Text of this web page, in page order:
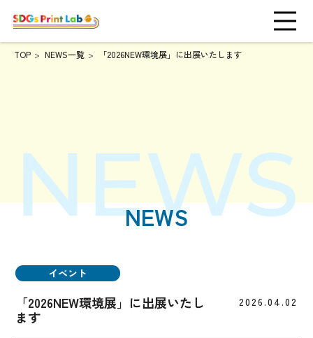
TOP NEWS一覧 「2026NEW環境展」に出展いたします
NEWS
イベント
「2026NEW環境展」に出展いたし
ます
2026.04.02